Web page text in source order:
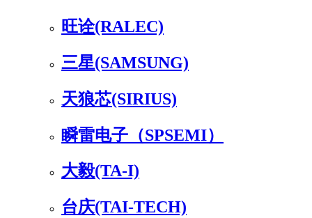
旺诠(RALEC)
三星(SAMSUNG)
天狼芯(SIRIUS)
瞬雷电子（SPSEMI）
大毅(TA-I)
台庆(TAI-TECH)